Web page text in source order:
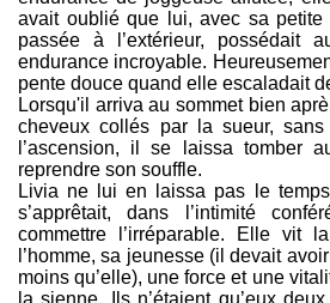
avait oublié que lui, avec sa
passée à l’extérieur, possédait
endurance incroyable.
pente douce quand elle escaladait
Lorsqu'il arriva au sommet bien
cheveux collés par la sueur,
l’ascension, il se laissa tomber
reprendre son souffle.
Livia ne lui en laissa pas le
s’apprêtait, dans l’intimité
commettre l’irréparable. Elle vit
l’homme, sa jeunesse (il devait
moins qu’elle), une force et une